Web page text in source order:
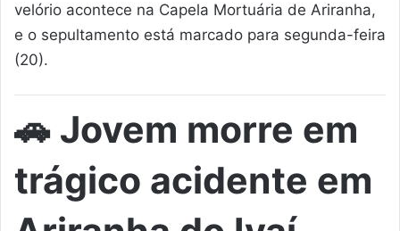
velório acontece na Capela Mortuária de Ariranha,
e o sepultamento está marcado para segunda-feira
(20).
🚗 Jovem morre em
trágico acidente em